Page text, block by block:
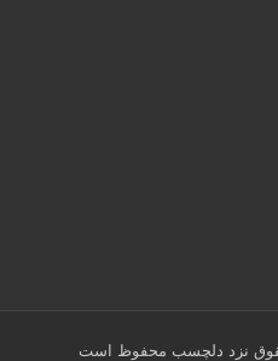
نزد دلچسب محفوظ است